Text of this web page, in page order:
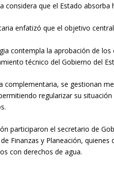
considera que el Estado
enfatizó que el objetivo
contempla la aprobación de
técnico del Gobierno del
complementaria, se gestionan
regularizar su
participaron el secretario de
Finanzas y Planeación,
con derechos de agua.